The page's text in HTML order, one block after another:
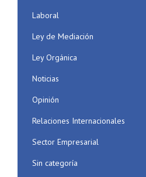
Laboral
Ley de Mediación
Ley Orgánica
Noticias
Opinión
Relaciones Internacionales
Sector Empresarial
Sin categoría